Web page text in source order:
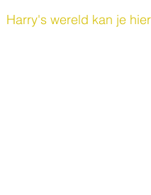
Harry's wereld kan je